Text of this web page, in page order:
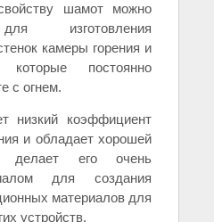
шамот можно
изготовления
камеры горения и
которые постоянно
с огнем.
низкий коэффициент
и обладает хорошей
делает его очень
для создания
материалов для
устройств.